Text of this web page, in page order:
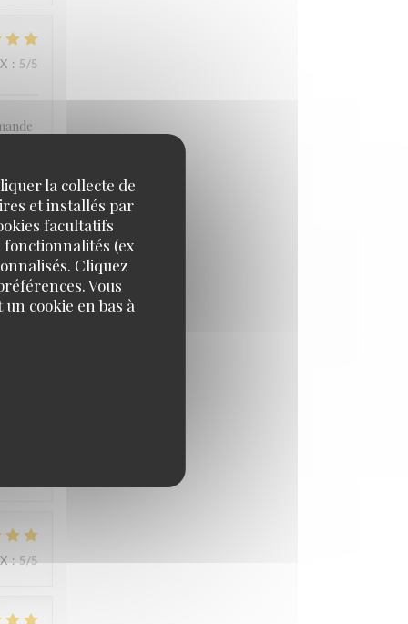
la collecte de
et installés par
facultatifs
(ex
Cliquez
Vous
cookie en bas à
: 5/5
: /5
: 5/5